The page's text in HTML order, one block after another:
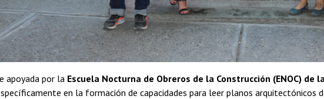
apoyada por la Escuela Nocturna de Obreros de la Construcción (ENOC) de
en la formación de capacidades para leer planos arquitectónicos